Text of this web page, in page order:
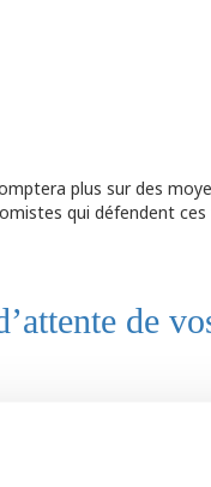
plus sur des
qui défendent ces
de